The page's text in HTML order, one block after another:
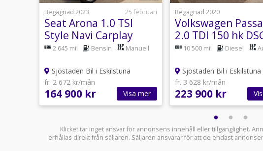
Begagnad 2023
25 februari
Seat Arona 1.0 TSI
Style Navi Carplay
2 645 mil Bensin Manuell
Sjöstaden Bil i Eskilstuna
fr. 2 672 kr/mån
164 900 kr Visa mer
Begagnad 2020
Volkswagen
2.0 TDI 150 hk
Adaptiv
10 500 mil Diesel
Sjöstaden Bil i Eskilstuna
fr. 3 628 kr/mån
223 900 kr
Klicket tar inget ansvar för annonsens innehåll eller tillgänglighet.
erhållas direkt från säljaren. Säljaren ansvarar för att de endast